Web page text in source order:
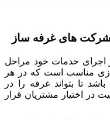
های غرفه ساز
خدمات خود مراحل
مناسب است که در هر
تا بتواند غرفه را در
در اختیار مشتریان قرار